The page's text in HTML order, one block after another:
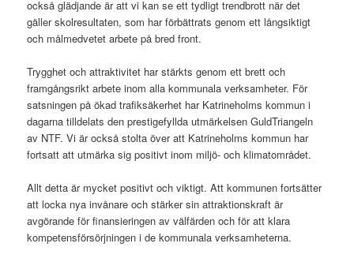
också glädjande är att vi kan se ett tydligt trendbrott när det
gäller skolresultaten, som har förbättrats genom ett långsiktigt
och målmedvetet arbete på bred front.
Trygghet och attraktivitet har stärkts genom ett brett och
framgångsrikt arbete inom alla kommunala verksamheter. För
satsningen på ökad trafiksäkerhet har Katrineholms kommun i
dagarna tilldelats den prestigefyllda utmärkelsen GuldTriangeln
av NTF. Vi är också stolta över att Katrineholms kommun har
fortsatt att utmärka sig positivt inom miljö- och klimatområdet.
Allt detta är mycket positivt och viktigt. Att kommunen fortsätter
att locka nya invånare och stärker sin attraktionskraft är
avgörande för finansieringen av välfärden och för att klara
kompetensförsörjningen i de kommunala verksamheterna.